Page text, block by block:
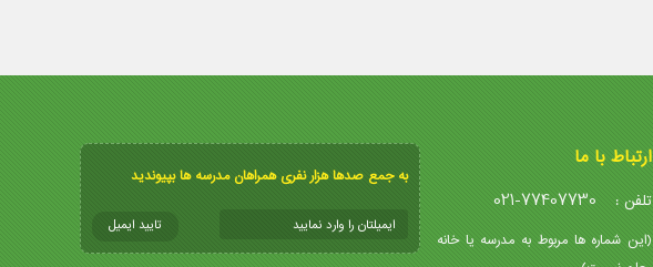
ارتباط با ما
تلفن : 021-77407730
(این شماره ها مربوط به مدرسه یا خانه
به جمع صدها هزار نفری همراهان مدرسه ها بپیوندید